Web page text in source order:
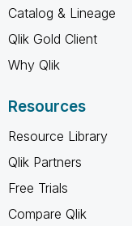
Catalog & Lineage
Qlik Gold Client
Why Qlik
Resources
Resource Library
Qlik Partners
Free Trials
Compare Qlik